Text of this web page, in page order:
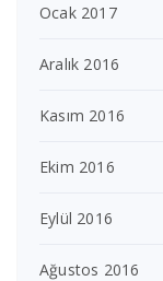
Ocak 2017
Aralık 2016
Kasım 2016
Ekim 2016
Eylül 2016
Ağustos 2016